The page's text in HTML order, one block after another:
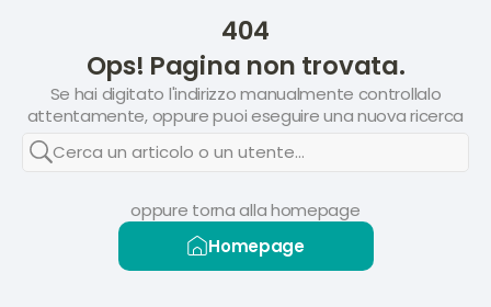
404
Ops! Pagina non trovata.
Se hai digitato l'indirizzo manualmente controllalo
attentamente, oppure puoi eseguire una nuova ricerca
Cerca un articolo o un utente...
oppure torna alla homepage
Homepage